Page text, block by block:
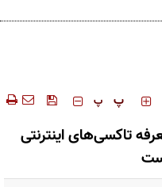
مسائل اقتصادی و نظامی کشور
‍‍‍ پ پ
۱۰ درصدی تعرفه تاکسی‌های اینترنتی